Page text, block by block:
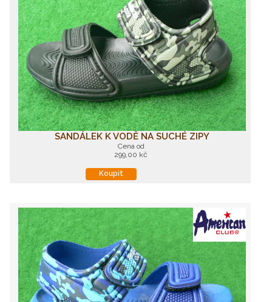
SANDÁLEK K VODĚ NA SUCHÉ ZIPY
Cena od
299,00 kč
Koupit